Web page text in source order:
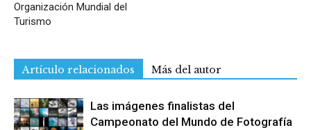
Organización Mundial del
Turismo
Artículo relacionados Más del autor
Las imágenes finalistas del
Campeonato del Mundo de Fotografía